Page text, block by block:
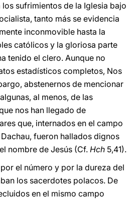
sufrimientos de la Iglesia bajo
tanto más se evidencia
inconmovible hasta la
católicos y la gloriosa parte
tenido el clero. Aunque no
estadísticos completos, Nos
abstenernos de mencionar
al menos, de las
nos han llegado de
que, internados en el campo
fueron hallados dignos
nombre de Jesús (Cf. Hch 5,41).
el número y por la dureza del
los sacerdotes polacos. De
en el mismo campo